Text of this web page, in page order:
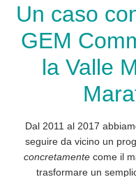
Un caso
GEM
la Valle
Dal 2011 al 2017
seguire da vicino un
concretamentecome il
trasformare un